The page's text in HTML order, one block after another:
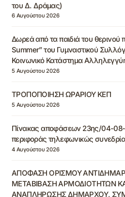
του Δ. Δράμας)
6 Αυγούστου 2026
Δωρεά από τα παιδιά του
Summer” του Γυμναστικού
Κοινωνικό Κατάστημα
5 Αυγούστου 2026
ΤΡΟΠΟΠΟΙΗΣΗ ΩΡΑΡΙΟΥ ΚΕΠ
5 Αυγούστου 2026
Πίνακας αποφάσεων 23ης/04-08-
περιφοράς τηλεφωνικώς
4 Αυγούστου 2026
ΑΠΟΦΑΣΗ ΟΡΙΣΜΟΥ
ΜΕΤΑΒΙΒΑΣΗ ΑΡΜΟΔΙΟΤΗΤΩΝ
ΑΝΑΠΛΗΡΩΣΗΣ ΔΗΜΑΡΧΟΥ,